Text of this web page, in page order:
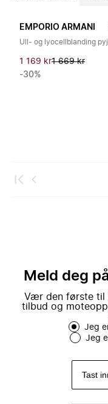
EMPORIO ARMANI
1 169 kr1 669 kr
-30%
Meld deg
Vær den første til
tilbud og
Jeg
Jeg